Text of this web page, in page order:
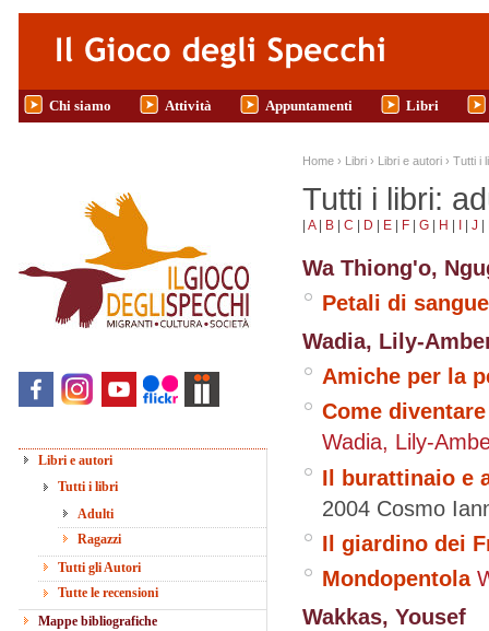
Salta al contenuto principale
Chi siamo Attività Appuntamenti Libri
Libri e autori
Tutti i libri
Adulti
Ragazzi
Tutti gli Autori
Tutte le recensioni
Mappe bibliografiche
Tu sei qui
Home › Libri › Libri e autori › Tutti i
Tutti i libri:
| A | B | C | D | E | F | G | H | I | J |
Wa Thiong'o,
Petali di sangue
Wadia, Lily-
Amiche per la
Come
Wadia, Lily-
Il burattinaio e
2004 Cosmo
Il giardino dei
Mondopentola
Wakkas, Yousef